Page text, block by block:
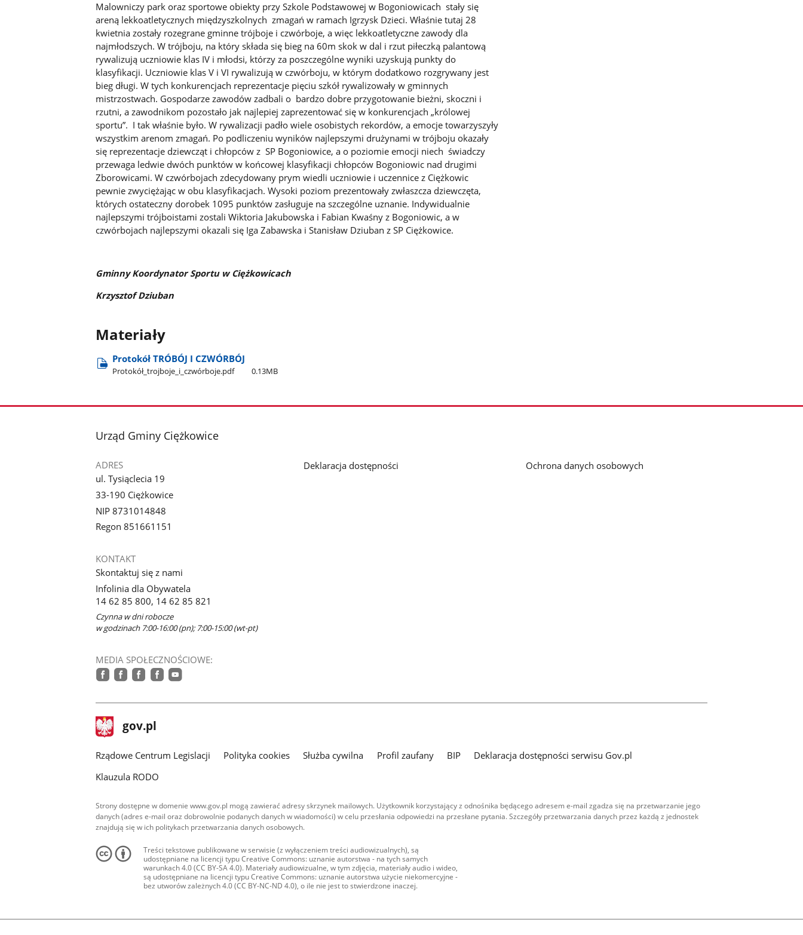
Malowniczy park oraz sportowe obiekty przy Szkole Podstawowej w Bogoniowicach stały się
areną lekkoatletycznych międzyszkolnych zmagań w ramach Igrzysk Dzieci. Właśnie tutaj 28
kwietnia zostały rozegrane gminne trójboje i czwórboje, a więc lekkoatletyczne zawody dla
najmłodszych. W trójboju, na który składa się bieg na 60m skok w dal i rzut piłeczką palantową
rywalizują uczniowie klas IV i młodsi, którzy za poszczególne wyniki uzyskują punkty do
klasyfikacji. Uczniowie klas V i VI rywalizują w czwórboju, w którym dodatkowo rozgrywany jest
bieg długi. W tych konkurencjach reprezentacje pięciu szkół rywalizowały w gminnych
mistrzostwach. Gospodarze zawodów zadbali o bardzo dobre przygotowanie bieżni, skoczni i
rzutni, a zawodnikom pozostało jak najlepiej zaprezentować się w konkurencjach „królowej
sportu”. I tak właśnie było. W rywalizacji padło wiele osobistych rekordów, a emocje towarzyszyły
wszystkim arenom zmagań. Po podliczeniu wyników najlepszymi drużynami w trójboju okazały
się reprezentacje dziewcząt i chłopców z SP Bogoniowice, a o poziomie emocji niech świadczy
przewaga ledwie dwóch punktów w końcowej klasyfikacji chłopców Bogoniowic nad drugimi
Zborowicami. W czwórbojach zdecydowany prym wiedli uczniowie i uczennice z Ciężkowic
pewnie zwyciężając w obu klasyfikacjach. Wysoki poziom prezentowały zwłaszcza dziewczęta,
których ostateczny dorobek 1095 punktów zasługuje na szczególne uznanie. Indywidualnie
najlepszymi trójboistami zostali Wiktoria Jakubowska i Fabian Kwaśny z Bogoniowic, a w
czwórbojach najlepszymi okazali się Iga Zabawska i Stanisław Dziuban z SP Ciężkowice.
Gminny Koordynator Sportu w Ciężkowicach
Krzysztof Dziuban
Materiały
Protokół TRÓBÓJ I CZWÓRBÓJ
Protokół​_trojboje​_i​_czwórboje.pdf 0.13MB
stopka
Urząd Gminy Ciężkowice
ADRES
ul. Tysiąclecia 19
33-190 Ciężkowice
NIP 8731014848
Regon 851661151
KONTAKT
Skontaktuj się z nami
Infolinia dla Obywatela
14 62 85 800, 14 62 85 821
Czynna w dni robocze
w godzinach 7:00-16:00 (pn); 7:00-15:00 (wt-pt)
MEDIA SPOŁECZNOŚCIOWE:
Deklaracja dostępności Ochrona danych osobowych
stopka
gov.pl Strona
gov.pl
Rządowe Centrum Legislacji Polityka cookies Służba cywilna Profil zaufany BIP
Deklaracja dostępności serwisu Gov.pl
Klauzula RODO
Strony dostępne w domenie www.gov.pl mogą zawierać adresy skrzynek mailowych. Użytkownik korzystający z odnośnika będącego adresem e-mail zgadza się na przetwarzanie jego
danych (adres e-mail oraz dobrowolnie podanych danych w wiadomości) w celu przesłania odpowiedzi na przesłane pytania. Szczegóły przetwarzania danych przez każdą z jednostek
znajdują się w ich politykach przetwarzania danych osobowych.
Treści tekstowe publikowane w serwisie (z wyłączeniem treści audiowizualnych), są
udostępniane na licencji typu Creative Commons: uznanie autorstwa - na tych samych
warunkach 4.0 (CC BY-SA 4.0). Materiały audiowizualne, w tym zdjęcia, materiały audio i wideo,
są udostępniane na licencji typu Creative Commons: uznanie autorstwa użycie niekomercyjne -
bez utworów zależnych 4.0 (CC BY-NC-ND 4.0), o ile nie jest to stwierdzone inaczej.